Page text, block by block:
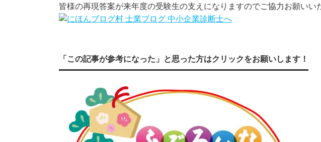
皆様の再現答案が来年度の受験生の支えになりますのでご協力お願いい
「この記事が参考になった」と思った方はクリックをお願いします！